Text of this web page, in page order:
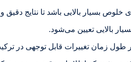
خلوص بسیار بالایی باشد تا نتایج
بالایی تعیین می‌شود.
طول زمان تغییرات قابل توجهی در